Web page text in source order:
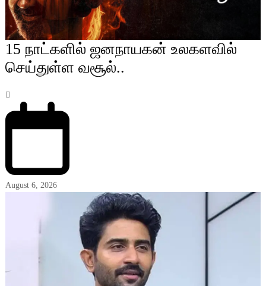
15 நாட்களில் ஜனநாயகன் உலகளவில்
செய்துள்ள வசூல்..
August 6, 2026